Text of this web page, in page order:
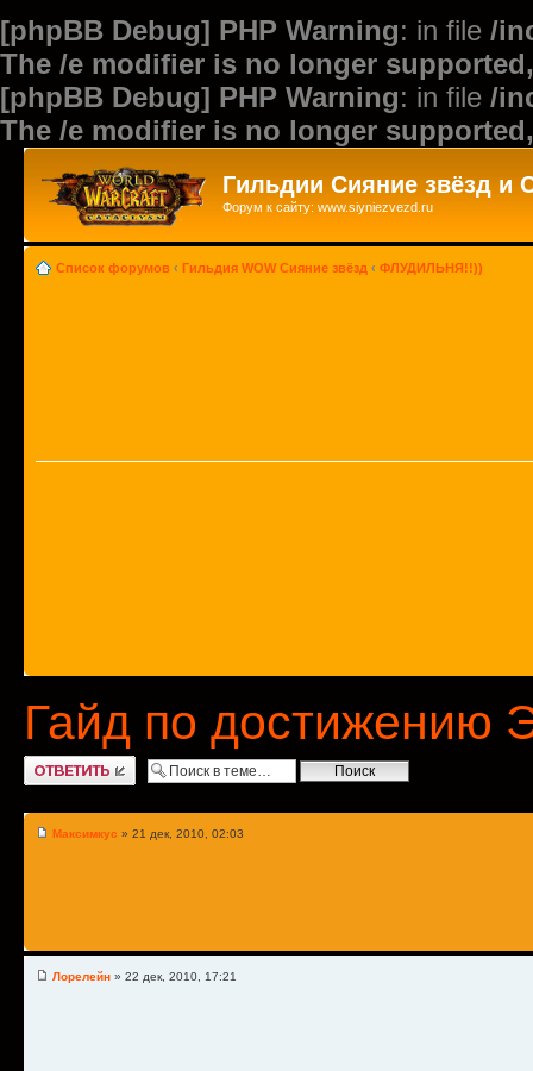
[phpBB Debug] PHP Warning: in file /
The /e modifier is no longer
[phpBB Debug] PHP Warning: in file /
The /e modifier is no longer
Гильдии Сияние звёзд и
Форум к сайту: www.siyniezvezd.ru
Список форумов ‹ Гильдия WOW Сияние звёзд ‹ ФЛУДИЛЬНЯ!!))
Гайд по достижению
Ответить
Максимкус » 21 дек, 2010, 02:03
Лорелейн » 22 дек, 2010, 17:21